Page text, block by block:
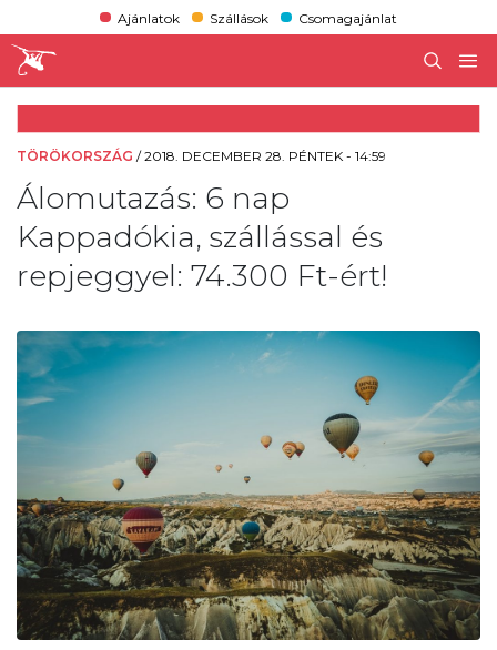
Ajánlatok Szállások Csomagajánlat
TÖRÖKORSZÁG /2018. DECEMBER 28. PÉNTEK - 14:59
Álomutazás: 6 nap
Kappadókia, szállással és
repjeggyel: 74.300 Ft-ért!